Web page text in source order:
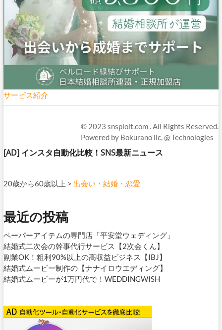
サービス紹介
© 2023snsploit.com. All Rights Reserved.
Powered by Bokurano llc,@ Technologies
[AD] インスタ自動化比較！SNS最新ニュース
20歳から60歳以上 > 出会い・結婚・恋愛
最近の投稿
ペーパーアイテムの専門店「平安堂ウェディング」
結婚式二次会の幹事代行サービス【2次会くん】
副業OK！粗利90%以上の高収益ビジネス【IBJ】
結婚式ムービー制作の【ナナイロウエディング】
結婚式ムービーが1万円代で！WEDDINGWISH